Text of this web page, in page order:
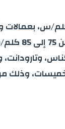
توقعت المديرية